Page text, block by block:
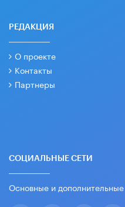
РЕДАКЦИЯ
О проекте
Контакты
Партнеры
СОЦИАЛЬНЫЕ СЕТИ
Основные и